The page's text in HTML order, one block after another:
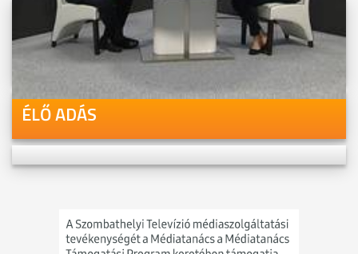
Videóink megtekinthetőek
Youtube-csatornánkon is!
ÉLŐ ADÁS